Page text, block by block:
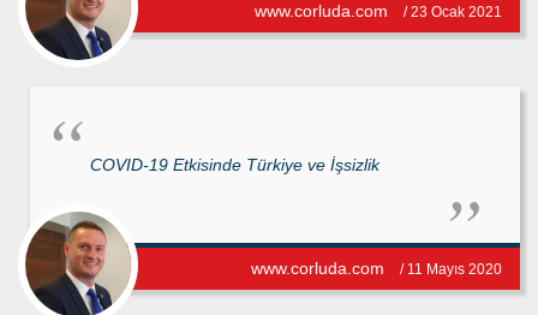
www.corluda.com / 23 Ocak 2021
COVID-19 Etkisinde Türkiye ve İşsizlik
www.corluda.com / 11 Mayıs 2020